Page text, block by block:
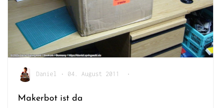
Daniel • 04. August 2011 •
Makerbot ist da